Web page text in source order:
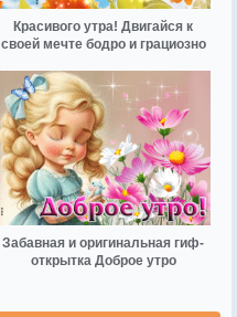
Красивого утра! Двигайся к
своей мечте бодро и грациозно
Забавная и оригинальная гиф-
открытка Доброе утро